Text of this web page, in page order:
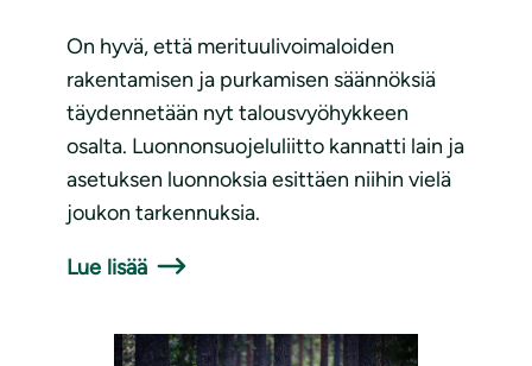
On hyvä, että merituulivoimaloiden
rakentamisen ja purkamisen säännöksiä
täydennetään nyt talousvyöhykkeen
osalta. Luonnonsuojeluliitto kannatti lain ja
asetuksen luonnoksia esittäen niihin vielä
joukon tarkennuksia.
Lue lisää